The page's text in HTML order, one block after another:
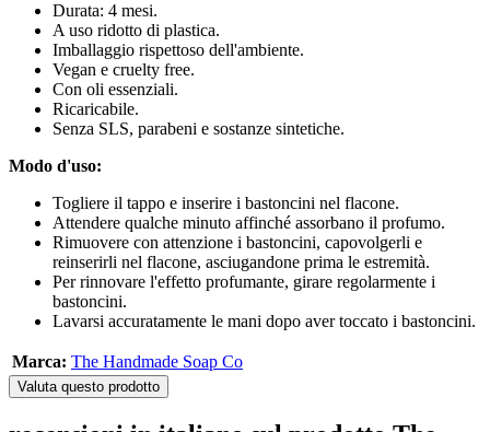
Durata: 4 mesi.
A uso ridotto di plastica.
Imballaggio rispettoso dell'ambiente.
Vegan e cruelty free.
Con oli essenziali.
Ricaricabile.
Senza SLS, parabeni e sostanze sintetiche.
Modo d'uso:
Togliere il tappo e inserire i bastoncini nel flacone.
Attendere qualche minuto affinché assorbano il profumo.
Rimuovere con attenzione i bastoncini, capovolgerli e
reinserirli nel flacone, asciugandone prima le estremità.
Per rinnovare l'effetto profumante, girare regolarmente i
bastoncini.
Lavarsi accuratamente le mani dopo aver toccato i bastoncini.
Marca: The Handmade Soap Co
Valuta questo prodotto